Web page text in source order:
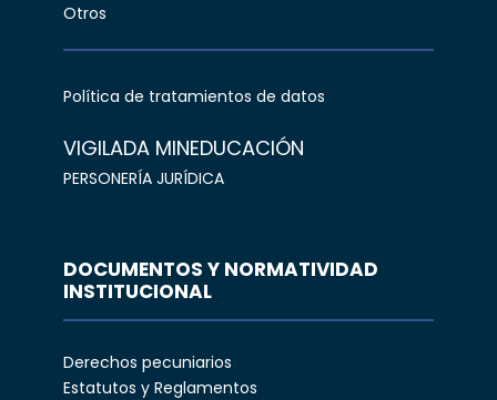
Otros
Política de tratamientos de datos
VIGILADA MINEDUCACIÓN
PERSONERÍA JURÍDICA
DOCUMENTOS Y NORMATIVIDAD
INSTITUCIONAL
Derechos pecuniarios
Estatutos y Reglamentos